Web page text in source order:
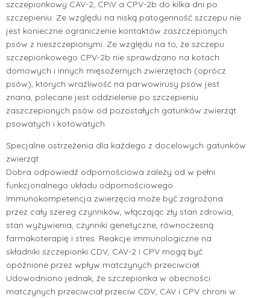
szczepionkowy CAV-2, CPiV a CPV-2b do kilka dni po
szczepieniu. Ze względu na niską patogenność szczepu nie
jest konieczne ograniczenie kontaktów zaszczepionych
psów z nieszczepionymi. Ze względu na to, że szczepu
szczepionkowego CPV-2b nie sprawdzano na kotach
domowych i innych mięsożernych zwierzętach (oprócz
psów), których wrażliwość na parwowirusy psów jest
znana, polecane jest oddzielenie po szczepieniu
zaszczepionych psów od pozostałych gatunków zwierząt
psowatych i kotowatych.
Specjalne ostrzeżenia dla każdego z docelowych gatunków
zwierząt
Dobra odpowiedź odpornościowa zależy od w pełni
funkcjonalnego układu odpornościowego.
Immunokompetencja zwierzęcia może być zagrożona
przez cały szereg czynników, włączając zły stan zdrowia,
stan wyżywienia, czynniki genetyczne, równoczesną
farmakoterapię i stres. Reakcje immunologiczne na
składniki szczepionki CDV, CAV-2 i CPV mogą być
opóźnione przez wpływ matczynych przeciwciał.
Udowodniono jednak, że szczepionka w obecności
matczynych przeciwciał przeciw CDV, CAV i CPV chroni w